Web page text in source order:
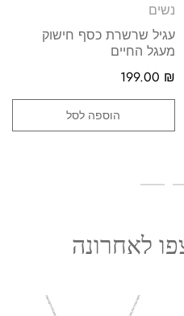
נשים
עגיל שרשרת כסף חישוק
מעגל החיים
199.00 ₪
הוספה לסל
לאחרונה